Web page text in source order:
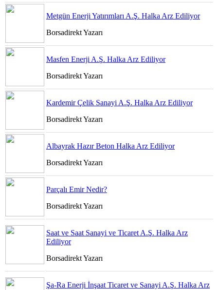
Metgün Enerji Yatırımları A.Ş. Halka Arz Ediliyor
Borsadirekt Yazarı
Masfen Enerji A.Ş. Halka Arz Ediliyor
Borsadirekt Yazarı
Kardemir Çelik Sanayi A.Ş. Halka Arz Ediliyor
Borsadirekt Yazarı
Albayrak Hazır Beton Halka Arz Ediliyor
Borsadirekt Yazarı
Parçalı Emir Nedir?
Borsadirekt Yazarı
Saat ve Saat Sanayi ve Ticaret A.Ş. Halka Arz
Ediliyor
Borsadirekt Yazarı
Şa-Ra Enerji İnşaat Ticaret ve Sanayi A.Ş. Halka Arz